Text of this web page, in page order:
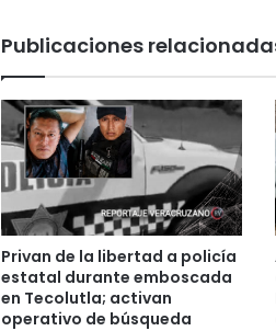
Publicaciones
Privan de la libertad a policía
estatal durante emboscada
en Tecolutla; activan
operativo de búsqueda